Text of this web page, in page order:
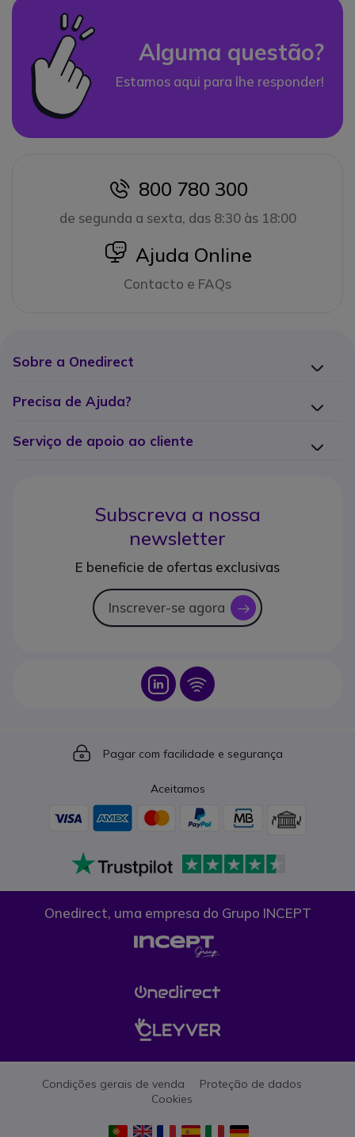
Alguma questão?
Estamos aqui para lhe responder!
icon
800 780 300
de segunda a sexta, das 8:30 às 18:00
icon
Ajuda Online
Contacto e FAQs
Sobre a Onedirect
Precisa de Ajuda?
Serviço de apoio ao cliente
Subscreva a nossa
newsletter
E beneficie de ofertas exclusivas
Inscrever-se agora icon
Icon Icon
Icon
Pagar com facilidade e segurança
Aceitamos
Onedirect, uma empresa do Grupo INCEPT
Condições gerais de venda
Proteção de dados
Cookies